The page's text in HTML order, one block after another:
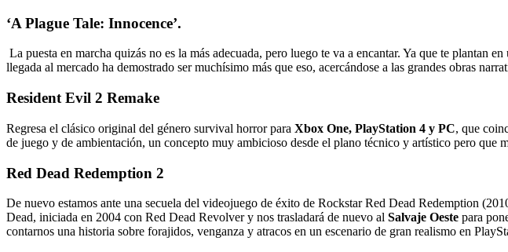
‘A Plague Tale: Innocence’.
La puesta en marcha quizás no es la más adecuada, pero luego te va a encantar. Ya que te plantan
llegada al mercado ha demostrado ser muchísimo más que eso, acercándose a las grandes obras
Resident Evil 2 Remake
Regresa el clásico original del género survival horror para Xbox One, PlayStation 4 y PC, que
de juego y de ambientación, un concepto muy ambicioso desde el plano técnico y artístico pero que
Red Dead Redemption 2
De nuevo estamos ante una secuela del videojuego de éxito de Rockstar Red Dead Redemption
Dead, iniciada en 2004 con Red Dead Revolver y nos trasladará de nuevo al Salvaje Oeste para
contarnos una historia sobre forajidos, venganza y atracos en un escenario de gran realismo en